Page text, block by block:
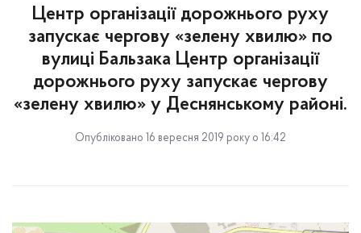
Центр організації дорожнього руху
запускає чергову «зелену хвилю» по
вулиці Бальзака Центр організації
дорожнього руху запускає чергову
«зелену хвилю» у Деснянському районі.
Опубліковано 16 вересня 2019 року о 16:42